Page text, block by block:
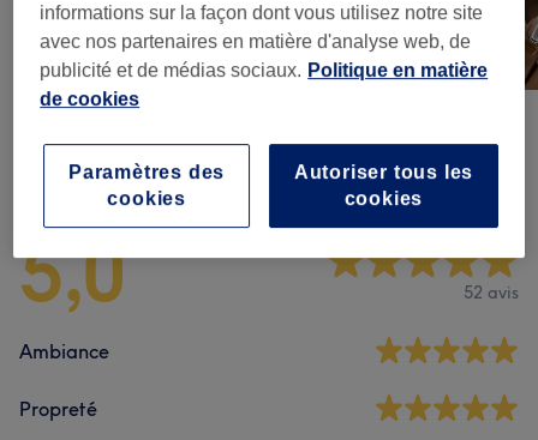
Avis sur l'établissement
5,0 52 avis
Ambiance
Propreté
informations sur la façon dont vous utilisez notre site
avec nos partenaires en matière d'analyse web, de
publicité et de médias sociaux. Politique en matière
de cookies
Autoriser tous les
cookies
Paramètres des
cookies